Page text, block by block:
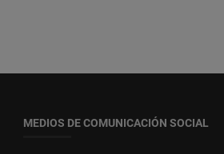
MEDIOS DE COMUNICACIÓN SOCIAL